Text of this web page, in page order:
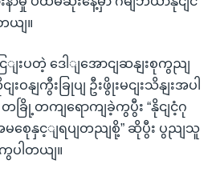
ယျ။
ျးပတဲ့ ဒေါျအောငျဆနျးစုကွညျ
ဝနျကွီးခြုပျ ဦးဖွိုးမငျးသိနျးအပါ
ခြို့တကျရောကျခဲ့ကွပွီး “နိုငျငံ့ဂု
ေုနှင့ျရပျတညျစို့” ဆိုပွီး ပွညျသူ
ပါတယျ။